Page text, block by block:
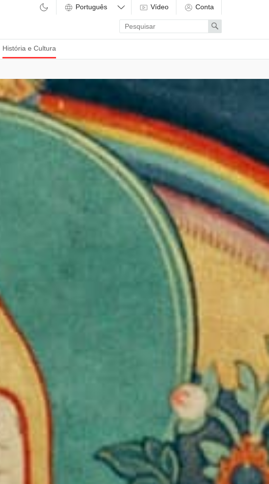
História e Cultura
Vídeo Conta
Enter
search
term
Search